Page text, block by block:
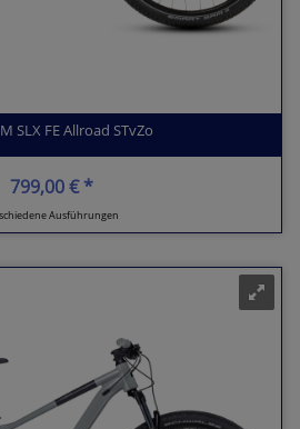
SLX FE Allroad STvZo
799,00 € *
Ausführungen